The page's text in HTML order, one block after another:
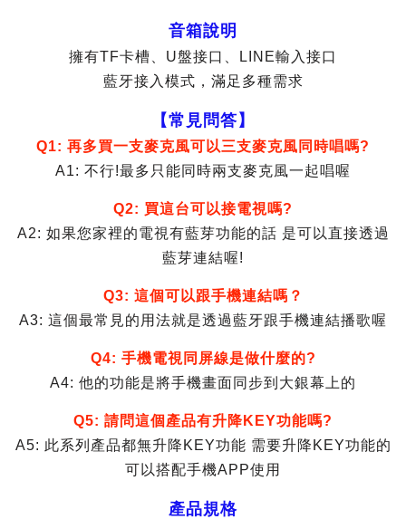
音箱說明
擁有TF卡槽、U盤接口、LINE輸入接口
藍牙接入模式，滿足多種需求
【常見問答】
Q1: 再多買一支麥克風可以三支麥克風同時唱嗎?
A1: 不行!最多只能同時兩支麥克風一起唱喔
Q2: 買這台可以接電視嗎?
A2: 如果您家裡的電視有藍芽功能的話 是可以直接透過
藍芽連結喔!
Q3: 這個可以跟手機連結嗎？
A3: 這個最常見的用法就是透過藍牙跟手機連結播歌喔
Q4: 手機電視同屏線是做什麼的?
A4: 他的功能是將手機畫面同步到大銀幕上的
Q5: 請問這個產品有升降KEY功能嗎?
A5: 此系列產品都無升降KEY功能 需要升降KEY功能的
可以搭配手機APP使用
產品規格